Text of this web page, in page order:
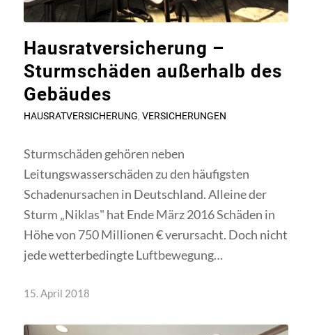
Hausratversicherung –
Sturmschäden außerhalb des
Gebäudes
HAUSRATVERSICHERUNG, VERSICHERUNGEN
Sturmschäden gehören neben
Leitungswasserschäden zu den häufigsten
Schadenursachen in Deutschland. Alleine der
Sturm „Niklas" hat Ende März 2016 Schäden in
Höhe von 750 Millionen € verursacht. Doch nicht
jede wetterbedingte Luftbewegung…
15. April 2018